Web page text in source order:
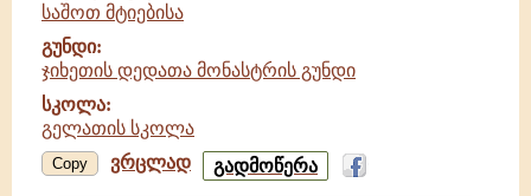
საშოთ მტიებისა
გუნდი:
ჯიხეთის დედათა მონასტრის გუნდი
სკოლა:
გელათის სკოლა
Copy ვრცლად საშოთ
მტიებისა
გადმოწერა